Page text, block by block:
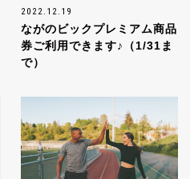
2022.12.19
ながのビックプレミアム商品
券ご利用できます♪（1/31ま
で）